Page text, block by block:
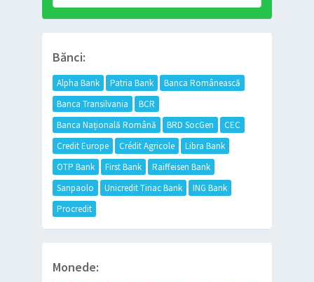
Bănci:
Alpha Bank Patria Bank
Banca Românească
Banca Transilvania
BCR
Banca Națională Română
BRD SocGen
CEC
Credit Europe
Crédit Agricole
Libra Bank
OTP Bank
First Bank
Raiffeisen Bank
Sanpaolo
Unicredit Tiriac Bank
ING Bank
Procredit
Monede: